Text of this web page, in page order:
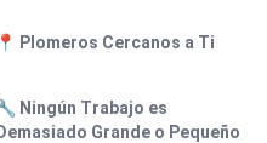
📍 Plomeros Cercanos a Ti
Ningún Trabajo es
Demasiado Grande o Pequeño